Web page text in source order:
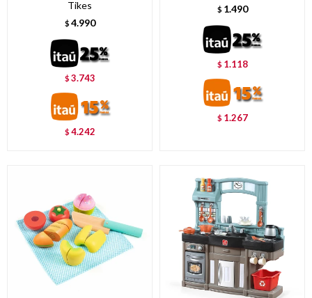
Tikes
$ 4.990
$3.743
$4.242
$ 1.490
$ 1.118
$ 1.267